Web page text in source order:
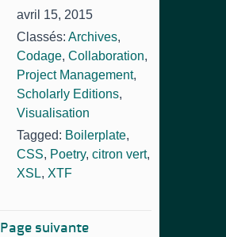
avril 15, 2015
Classés: Archives,
Codage, Collaboration,
Project Management,
Scholarly Editions,
Visualisation
Tagged: Boilerplate,
CSS, Poetry, citron vert,
XSL, XTF
Page suivante